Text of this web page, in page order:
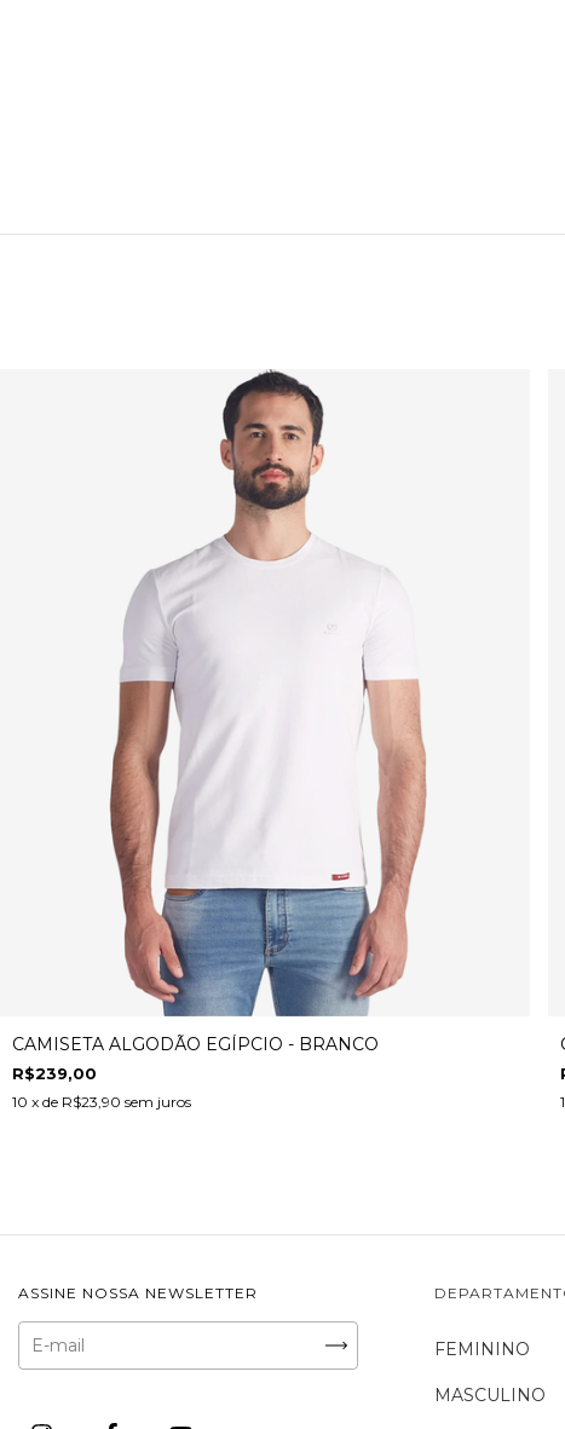
CAMISETA ALGODÃO EGÍPCIO - BRANCO
R$239,00
10 x de R$23,90 sem juros
ASSINE NOSSA NEWSLETTER
FEMININO
MASCULINO